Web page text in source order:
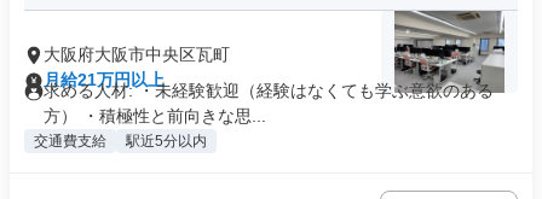
大阪府大阪市中央区瓦町
月給21万円以上
求める人材: ・未経験歓迎（経験はなくても学ぶ意欲のある
方） ・積極性と前向きな思...
交通費支給 駅近5分以内